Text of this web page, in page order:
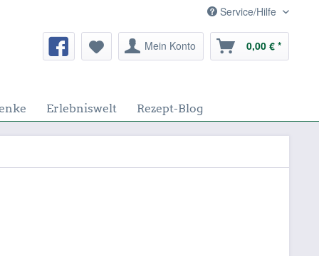
Service/Hilfe
Mein Konto 0,00 € *
Erlebniswelt Rezept-Blog